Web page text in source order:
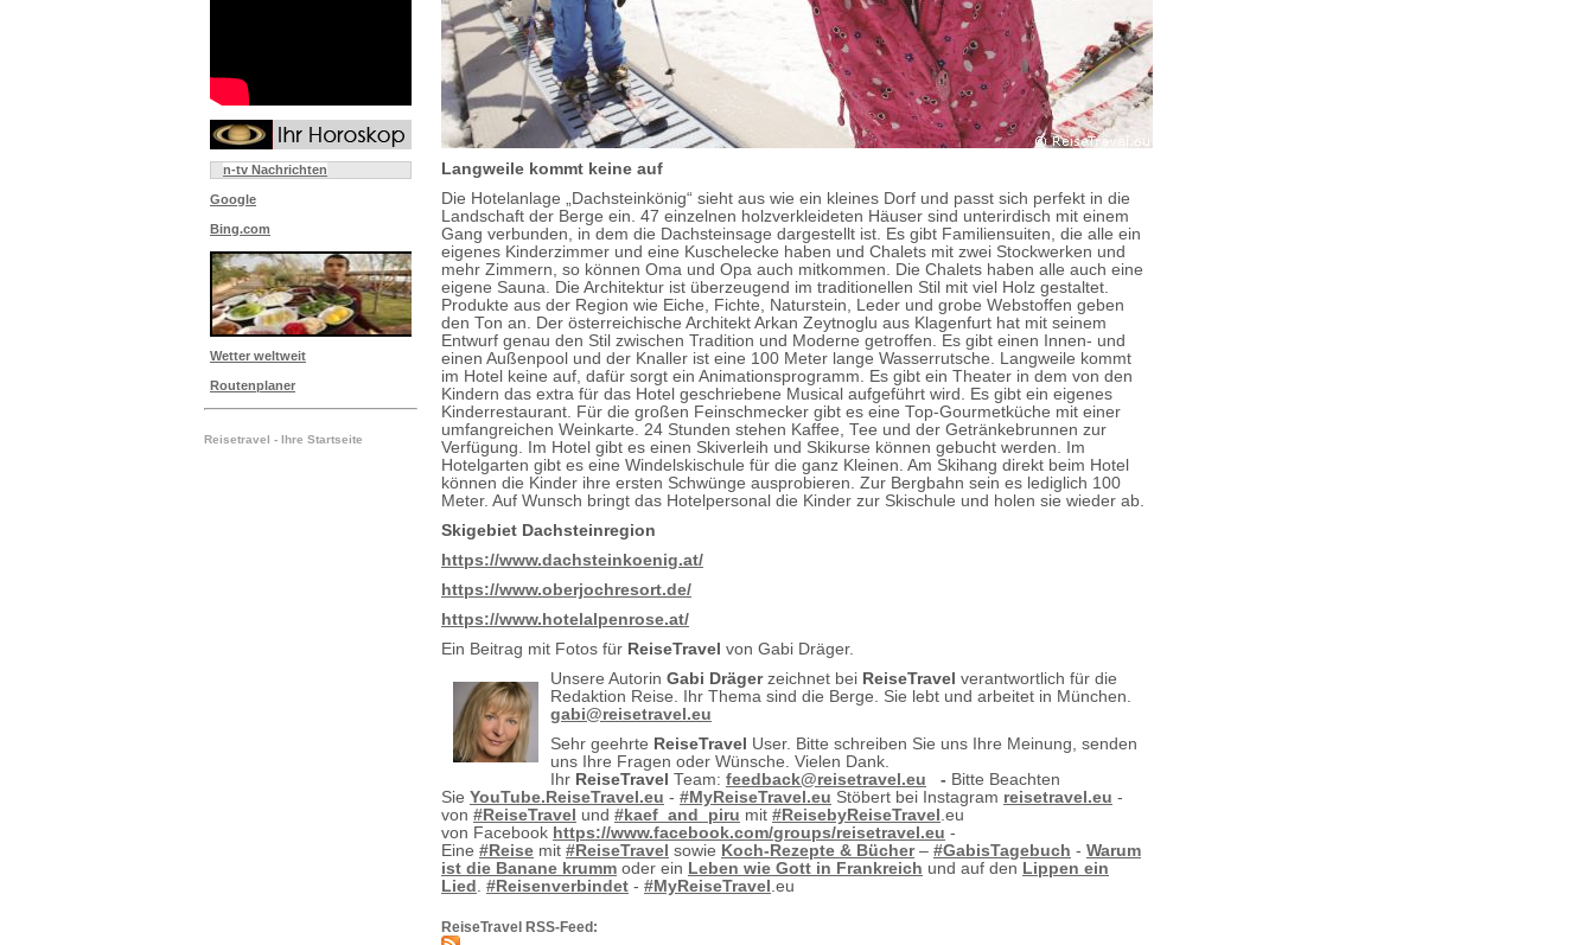
Langweile kommt keine auf
Die Hotelanlage „Dachsteinkönig“ sieht aus wie ein kleines Dorf und passt sich perfekt in die
Landschaft der Berge ein. 47 einzelnen holzverkleideten Häuser sind unterirdisch mit einem
Gang verbunden, in dem die Dachsteinsage dargestellt ist. Es gibt Familiensuiten, die alle ein
eigenes Kinderzimmer und eine Kuschelecke haben und Chalets mit zwei Stockwerken und
mehr Zimmern, so können Oma und Opa auch mitkommen. Die Chalets haben alle auch eine
eigene Sauna. Die Architektur ist überzeugend im traditionellen Stil mit viel Holz gestaltet.
Produkte aus der Region wie Eiche, Fichte, Naturstein, Leder und grobe Webstoffen geben
den Ton an. Der österreichische Architekt Arkan Zeytnoglu aus Klagenfurt hat mit seinem
Entwurf genau den Stil zwischen Tradition und Moderne getroffen. Es gibt einen Innen- und
einen Außenpool und der Knaller ist eine 100 Meter lange Wasserrutsche. Langweile kommt
im Hotel keine auf, dafür sorgt ein Animationsprogramm. Es gibt ein Theater in dem von den
Kindern das extra für das Hotel geschriebene Musical aufgeführt wird. Es gibt ein eigenes
Kinderrestaurant. Für die großen Feinschmecker gibt es eine Top-Gourmetküche mit einer
umfangreichen Weinkarte. 24 Stunden stehen Kaffee, Tee und der Getränkebrunnen zur
Verfügung. Im Hotel gibt es einen Skiverleih und Skikurse können gebucht werden. Im
Hotelgarten gibt es eine Windelskischule für die ganz Kleinen. Am Skihang direkt beim Hotel
können die Kinder ihre ersten Schwünge ausprobieren. Zur Bergbahn sein es lediglich 100
Meter. Auf Wunsch bringt das Hotelpersonal die Kinder zur Skischule und holen sie wieder ab.
Skigebiet Dachsteinregion
https://www.dachsteinkoenig.at/
https://www.oberjochresort.de/
https://www.hotelalpenrose.at/
Ein Beitrag mit Fotos für ReiseTravel von Gabi Dräger.
Unsere Autorin Gabi Drägerzeichnet bei ReiseTravel verantwortlich für die
Redaktion Reise. Ihr Thema sind die Berge. Sie lebt und arbeitet in München.
gabi@reisetravel.eu
Sehr geehrte ReiseTravel User. Bitte schreiben Sie uns Ihre Meinung, senden
uns Ihre Fragen oder Wünsche. Vielen Dank.
Ihr ReiseTravel Team: feedback@reisetravel.eu - Bitte Beachten
Sie YouTube.ReiseTravel.eu - #MyReiseTravel.eu Stöbert bei Instagram reisetravel.eu -
von #ReiseTravel und #kaef_and_piru mit #ReisebyReiseTravel .eu
von Facebook https://www.facebook.com/groups/reisetravel.eu -
Eine #Reise mit #ReiseTravel sowie Koch-Rezepte & Bücher– #GabisTagebuch - Warum
ist die Banane krumm oder ein Leben wie Gott in Frankreich und auf den Lippen ein
Lied #Reisenverbindet - #MyReiseTravel .eu
ReiseTravel RSS-Feed:
n-tv Nachrichten
Google
Bing.com
Wetter weltweit
Routenplaner
Reisetravel - Ihre Startseite